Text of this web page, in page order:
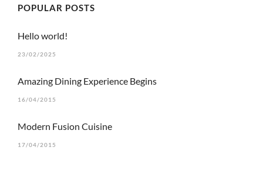
POPULAR POSTS
Hello world!
23/02/2025
Amazing Dining Experience Begins
16/04/2015
Modern Fusion Cuisine
17/04/2015